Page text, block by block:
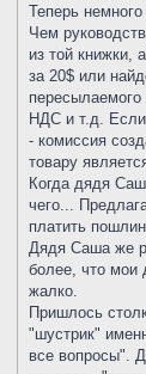
Теперь
Чем
из той книжки,
за 20$ или
НДС и т.д. Если
- комиссия
товару
Когда дядя
чего...
платить
Дядя Саша же
более, что мои
жалко.
Пришлось
"шустрик"
все вопросы".